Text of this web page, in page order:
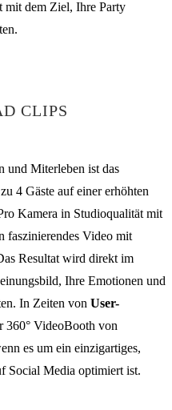
mit dem Ziel, Ihre Party
CLIPS
und Miterleben ist das
4 Gäste auf einer erhöhten
Kamera in Studioqualität mit
faszinierendes Video mit
Resultat wird direkt im
Ihre Emotionen und
In Zeiten von User-
360° VideoBooth von
es um ein einzigartiges,
Social Media optimiert ist.